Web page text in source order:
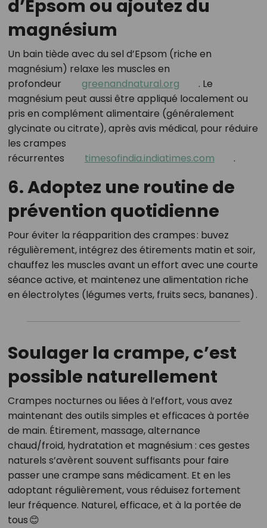
d’Epsom ou ajoutez du
magnésium
Un bain tiède avec du sel d’Epsom (riche en
magnésium) relaxe les muscles en
profondeur
greenandnatural.org . Le
magnésium peut aussi être appliqué localement ou
pris en complément alimentaire (généralement
glycinate ou citrate), après avis médical, pour réduire
les crampes
récurrentes
timesofindia.indiatimes.com .
6. Adoptez une routine de
prévention quotidienne
Pour éviter la réapparition des crampes : buvez
régulièrement, intégrez des étirements matin et soir,
chauffez les muscles avant un effort avec une courte
séance active, et maintenez une alimentation riche
en électrolytes (légumes verts, fruits secs, bananes) .
Soulager la crampe, c’est
possible naturellement
Crampes nocturnes ou liées à l’effort, vous avez
maintenant des outils simples et efficaces à portée
de main. Étirement, massage, alternance
chaud/froid, hydratation et magnésium : ces gestes
naturels s’avèrent souvent suffisants pour faire
passer une crampe sans médicament. Et en les
adoptant régulièrement, vous réduisez fortement
leur fréquence. Naturel, efficace, et à la portée de
tous 😊